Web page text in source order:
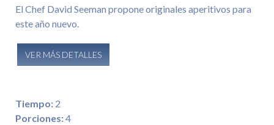
El Chef David Seeman propone originales aperitivos para
este año nuevo.
VER MÁS DETALLES
Tiempo: 2
Porciones:4